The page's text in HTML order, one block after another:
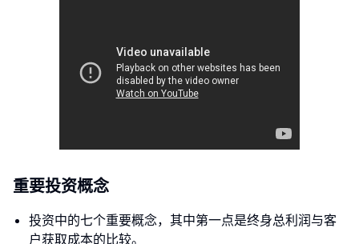
重要投资概念
投资中的七个重要概念，其中第一点是终身总利润与客
户获取成本的比较。